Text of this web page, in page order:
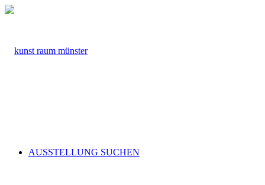
AUSSTELLUNG SUCHEN